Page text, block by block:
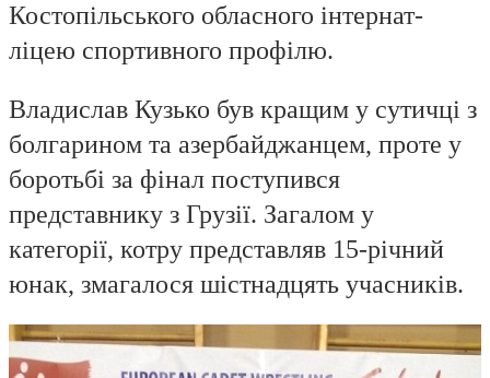
Костопільського обласного інтернат-
ліцею спортивного профілю.
Владислав Кузько був кращим у сутичці з
болгарином та азербайджанцем, проте у
боротьбі за фінал поступився
представнику з Грузії. Загалом у
категорії, котру представляв 15-річний
юнак, змагалося шістнадцять учасників.